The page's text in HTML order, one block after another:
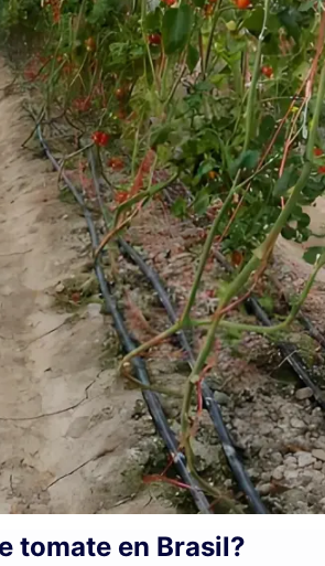
tomate en Brasil?